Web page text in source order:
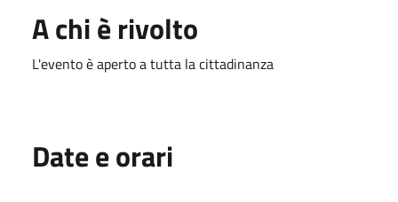
A chi è rivolto
L'evento è aperto a tutta la cittadinanza
Date e orari